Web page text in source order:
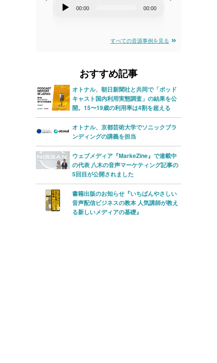
ー
00:00 00:00
ー
すべての音源事例を見る
おすすめ記事
オトナル、朝日新聞社と共同で「ポッド
キャスト国内利用実態調査」の結果を公
開。15〜19歳の利用率は4割を超える
オトナル、京都芸術大学でソニックブラ
ンディングの講義を担当
ウェブメディア『MarkeZine』で連載中
の代表 八木の音声マーケティング記事の
5回目が公開されました
書籍出版のお知らせ『いちばんやさしい
音声配信ビジネスの教本 人気講師が教え
る新しいメディアの基礎』